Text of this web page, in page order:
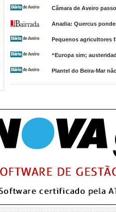
Câmara de Aveiro
Anadia: Quercus
Pequenos agricultores
“Europa sim;
Plantel do Beira-Mar